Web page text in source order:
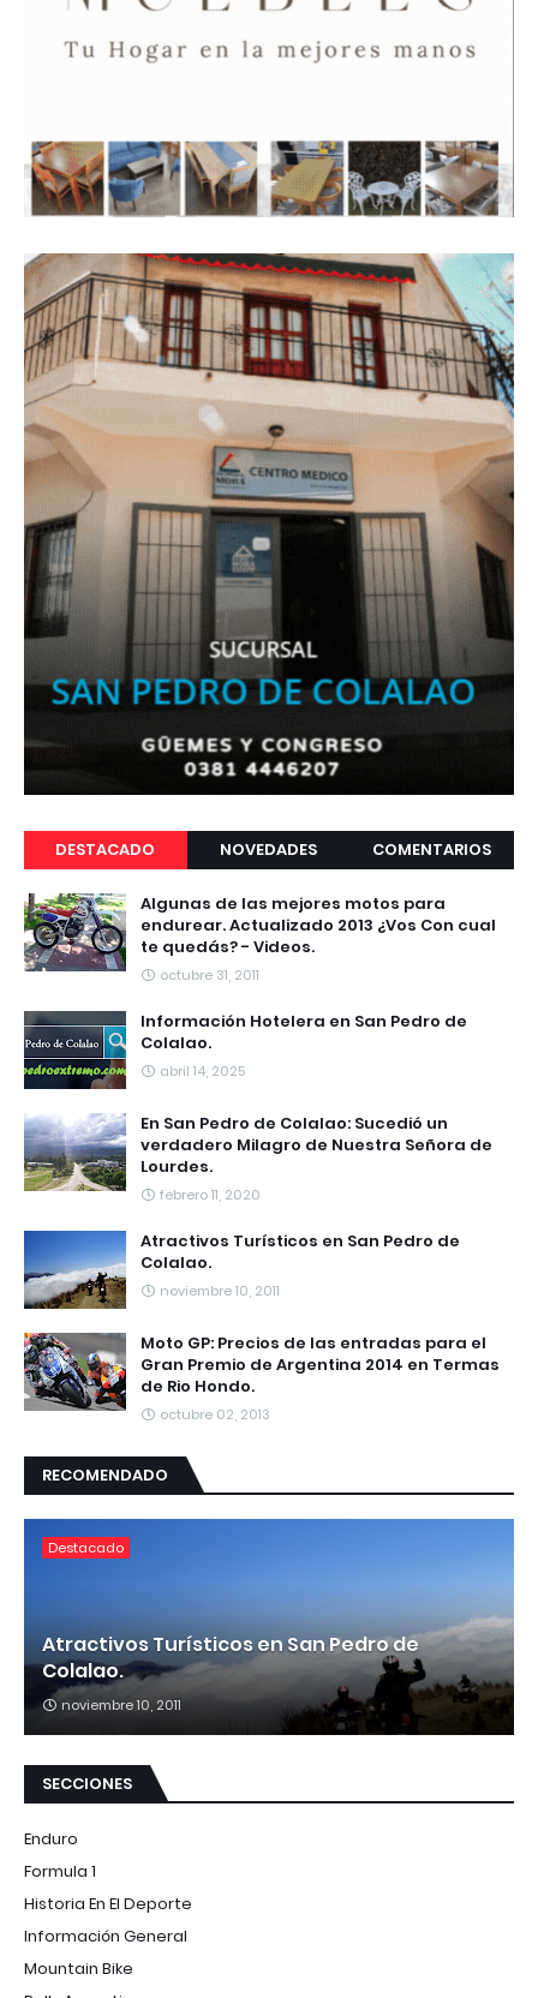
DESTACADO NOVEDADES COMENTARIOS
Algunas de las mejores motos para
endurear. Actualizado 2013 ¿Vos Con cual
te quedás? - Videos.
octubre 31, 2011
Información Hotelera en San Pedro de
Colalao.
abril 14, 2025
En San Pedro de Colalao: Sucedió un
verdadero Milagro de Nuestra Señora de
Lourdes.
febrero 11, 2020
Atractivos Turísticos en San Pedro de
Colalao.
noviembre 10, 2011
Moto GP: Precios de las entradas para el
Gran Premio de Argentina 2014 en Termas
de Rio Hondo.
octubre 02, 2013
RECOMENDADO
Destacado
Atractivos Turísticos en San Pedro de
Colalao.
noviembre 10, 2011
SECCIONES
Enduro
Formula 1
Historia En El Deporte
Información General
Mountain Bike